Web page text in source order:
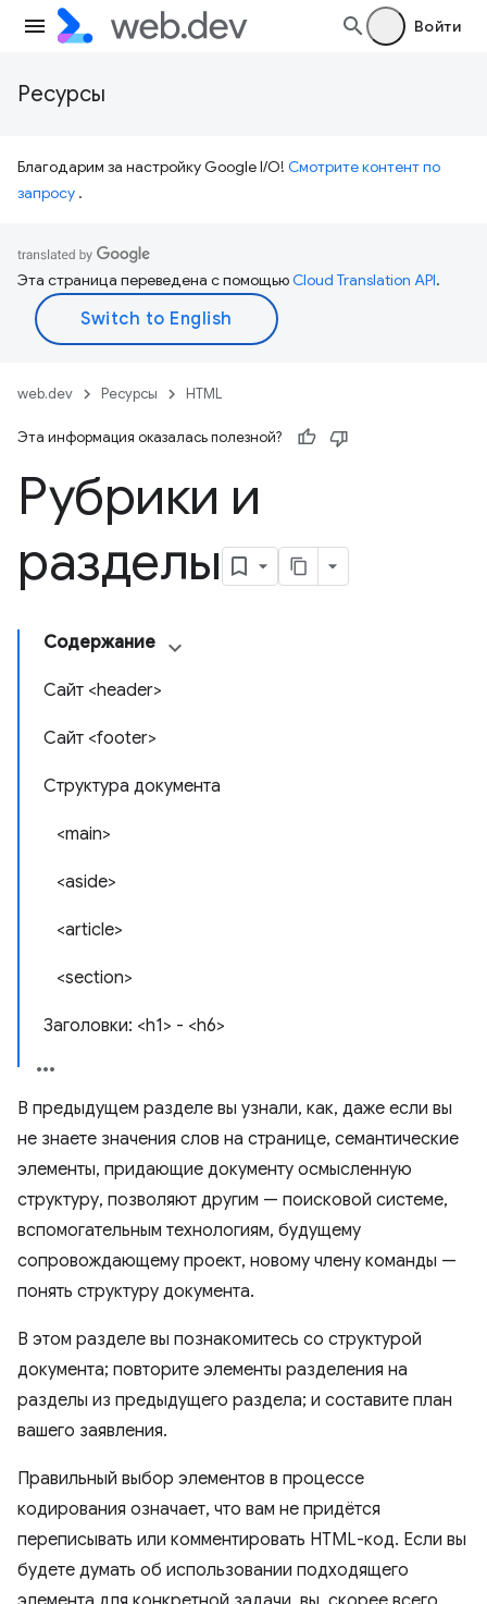
Войти
Ресурсы
Благодарим за настройку Google I/O! Смотрите контент по
запросу .
Эта страница переведена с помощьюCloud Translation API.
web.dev Ресурсы HTML
Эта информация оказалась полезной?
Рубрики и
разделы
Содержание
Сайт <header>
Сайт <footer>
Структура документа
<main>
<aside>
<article>
<section>
Заголовки: <h1> - <h6>
В предыдущем разделе вы узнали, как, даже если вы
не знаете значения слов на странице, семантические
элементы, придающие документу осмысленную
структуру, позволяют другим — поисковой системе,
вспомогательным технологиям, будущему
сопровождающему проект, новому члену команды —
понять структуру документа.
В этом разделе вы познакомитесь со структурой
документа; повторите элементы разделения на
разделы из предыдущего раздела; и составите план
вашего заявления.
Правильный выбор элементов в процессе
кодирования означает, что вам не придётся
переписывать или комментировать HTML-код. Если вы
будете думать об использовании подходящего